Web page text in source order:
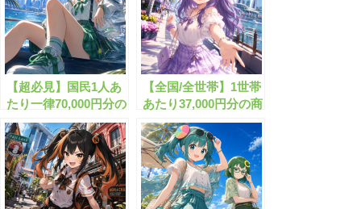
【超必見】国民1人あ
たり一律70,000円分の
現金がもらえます！
【全国/全世帯】1世帯
あたり37,000円分の商
品券の無料配布が開始
します！